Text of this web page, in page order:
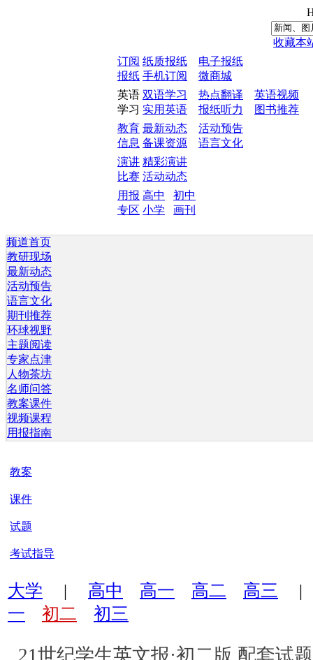
收藏本
订阅
报纸
纸质报纸
电子报纸
手机订阅
微商城
英语
学习
双语学习 热点翻译
英语视频
实用英语
报纸听力
图书推荐
教育
信息
最新动态
活动预告
备课资源
语言文化
演讲
比赛
精彩演讲
活动动态
用报
专区
高中
初中
小学
画刊
频道首页
教研现场
最新动态
活动预告
语言文化
期刊推荐
环球视野
主题阅读
专家点津
人物茶坊
名师问答
教案课件
视频课程
用报指南
教案
课件
试题
考试指导
大学 | 高中 高一 高二 高三
一
初二 初三
21世纪学生英文报·初二版 配套试